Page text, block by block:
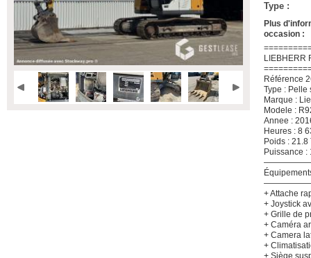
Type :
Plus
occasion :
LIEBHERR
Référence
Type : Pelle
Marque :
Modele :
Annee :
Heures : 8
Poids : 21.8
Puissance :
+ Attache
+ Joystick
+ Grille de
+ Caméra
+ Camera
+
+ Siège